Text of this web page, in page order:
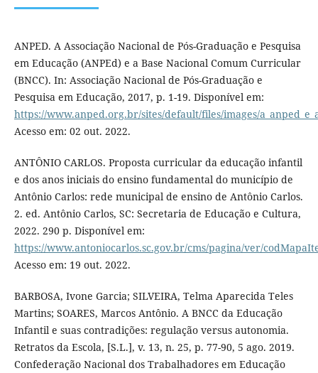
ANPED. A Associação Nacional de Pós-Graduação e Pesquisa
em Educação (ANPEd) e a Base Nacional Comum Curricular
(BNCC). In: Associação Nacional de Pós-Graduação e
Pesquisa em Educação, 2017, p. 1-19. Disponível em:
https://www.anped.org.br/sites/default/files/images/
Acesso em: 02 out. 2022.
ANTÔNIO CARLOS. Proposta curricular da educação infantil
e dos anos iniciais do ensino fundamental do município de
Antônio Carlos: rede municipal de ensino de Antônio Carlos.
2. ed. Antônio Carlos, SC: Secretaria de Educação e Cultura,
2022. 290 p. Disponível em:
https://www.antoniocarlos.sc.gov.br/cms/pagina/ver/
Acesso em: 19 out. 2022.
BARBOSA, Ivone Garcia; SILVEIRA, Telma Aparecida Teles
Martins; SOARES, Marcos Antônio. A BNCC da Educação
Infantil e suas contradições: regulação versus autonomia.
Retratos da Escola, [S.L.], v. 13, n. 25, p. 77-90, 5 ago. 2019.
Confederação Nacional dos Trabalhadores em Educação